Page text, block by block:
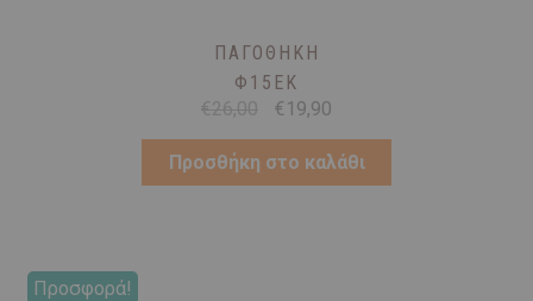
ΠΑΓΟΘΉΚΗ
Φ15ΕΚ
€26,00
Original
was:
€26,00.
€ 19,90Η
τιμή
είναι:
Προσθήκη στο καλάθι
Προσφορά!